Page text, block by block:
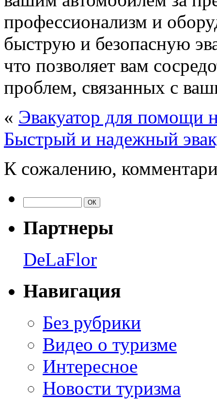
профессионализм и
быструю и безопасную
что позволяет вам
проблем, связанных с
« Эвакуатор для помощи
Быстрый и надежный
К сожалению,
Партнеры
DeLaFlor
Навигация
Без рубрики
Видео о туризме
Интересное
Новости туризма